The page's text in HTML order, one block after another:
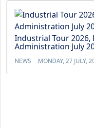
Industrial Tour
Administration July
NEWS MONDAY, 27 JULY,